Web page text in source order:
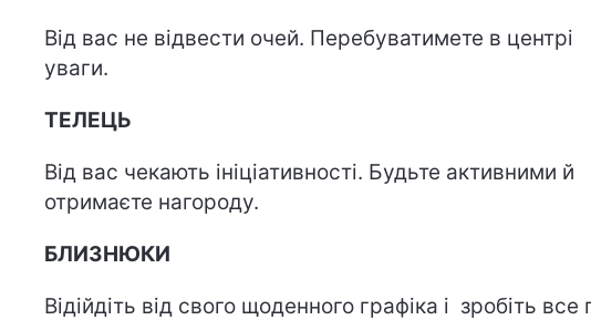
Від вас не відвести очей. Перебуватимете в центрі
уваги.
ТЕЛЕЦЬ
Від вас чекають ініціативності. Будьте активними й
отримаєте нагороду.
БЛИЗНЮКИ
Відійдіть від свого щоденного графіка і зробіть все